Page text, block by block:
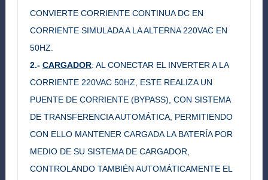
CONVIERTE CORRIENTE CONTINUA DC EN
CORRIENTE SIMULADA A LA ALTERNA 220VAC EN
50HZ.
2.- CARGADOR: AL CONECTAR EL INVERTER A LA
CORRIENTE 220VAC 50HZ, ESTE REALIZA UN
PUENTE DE CORRIENTE (BYPASS), CON SISTEMA
DE TRANSFERENCIA AUTOMÁTICA, PERMITIENDO
CON ELLO MANTENER CARGADA LA BATERÍA POR
MEDIO DE SU SISTEMA DE CARGADOR,
CONTROLANDO TAMBIÉN AUTOMÁTICAMENTE EL